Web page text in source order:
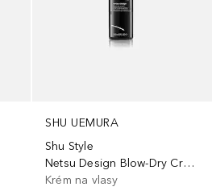
SHU UEMURA
Shu Style
Netsu Design Blow-Dry Cream
Krém na vlasy